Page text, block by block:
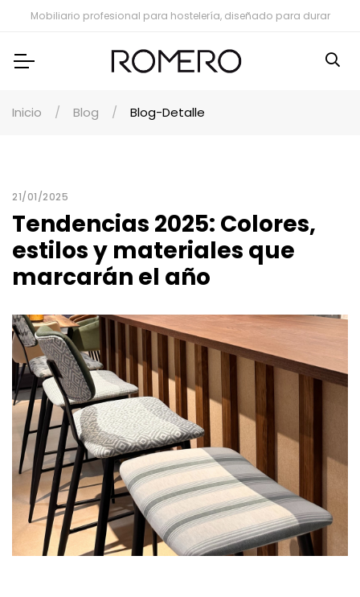
Mobiliario profesional para hostelería, diseñado para durar
Inicio Blog Blog-Detalle
21/01/2025
Tendencias 2025: Colores,
estilos y materiales que
marcarán el año